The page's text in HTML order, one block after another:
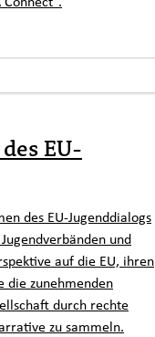
EU-
des EU-Jugenddialogs
und
auf die EU, ihren
die zunehmenden
durch rechte
zu sammeln.